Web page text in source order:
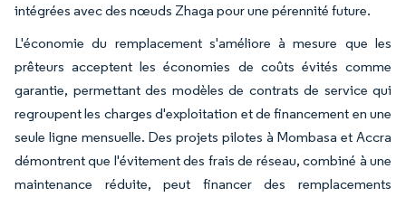
intégrées avec des nœuds Zhaga pour une pérennité future.
L'économie du remplacement s'améliore à mesure que les
prêteurs acceptent les économies de coûts évités comme
garantie, permettant des modèles de contrats de service qui
regroupent les charges d'exploitation et de financement en une
seule ligne mensuelle. Des projets pilotes à Mombasa et Accra
démontrent que l'évitement des frais de réseau, combiné à une
maintenance réduite, peut financer des remplacements